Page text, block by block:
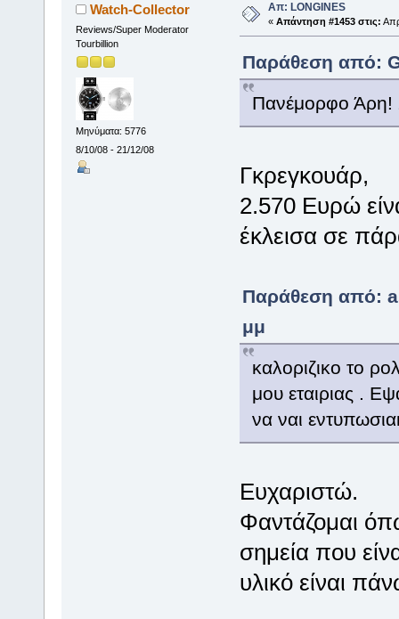
Watch-Collector
Reviews/Super Moderator
Tourbillion
Μηνύματα: 5776
8/10/08 - 21/12/08
Απ: LONGINES
« Απάντηση #1453 στις:
Παράθεση από:
Πανέμορφο Άρη!
Γκρεγκουάρ,
2.570 Ευρώ
έκλεισα σε
Παράθεση από:
μμ
καλοριζικο το
μου εταιριας .
να ναι
Eυχαριστώ.
Φαντάζομαι
σημεία που
υλικό είναι